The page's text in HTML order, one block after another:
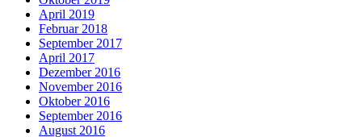
April 2019
Februar 2018
September 2017
April 2017
Dezember 2016
November 2016
Oktober 2016
September 2016
August 2016